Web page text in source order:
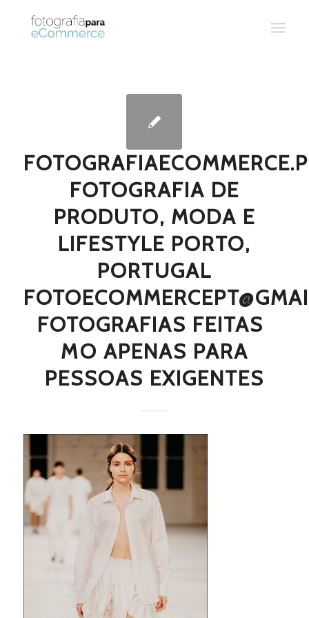
FOTOGRAFIA DE
PRODUTO, MODA E
LIFESTYLE PORTO,
PORTUGAL
FOTOGRAFIAS FEITAS 
MO APENAS PARA
PESSOAS EXIGENTES